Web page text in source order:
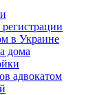
в Украине
дома
адвокатом